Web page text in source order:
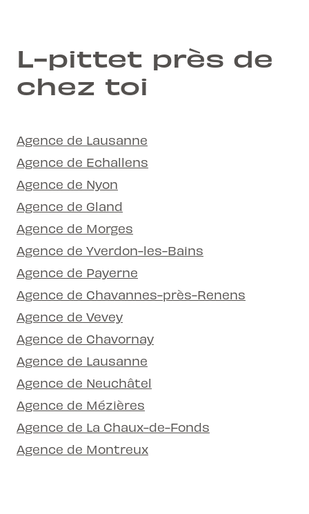
L-pittet près de
chez toi
Agence de Lausanne
Agence de Echallens
Agence de Nyon
Agence de Gland
Agence de Morges
Agence de Yverdon-les-Bains
Agence de Payerne
Agence de Chavannes-près-Renens
Agence de Vevey
Agence de Chavornay
Agence de Lausanne
Agence de Neuchâtel
Agence de Mézières
Agence de La Chaux-de-Fonds
Agence de Montreux